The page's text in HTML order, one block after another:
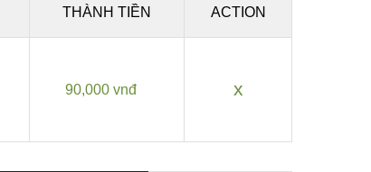
THÀNH TIỀN ACTION
90,000 vnđ x